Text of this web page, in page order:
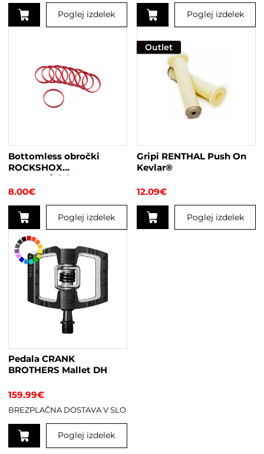
Poglej izdelek Poglej izdelek
Bottomless obročki
ROCKSHOX
Monarch/Vivid
8.00€
Poglej izdelek
Outlet
Gripi RENTHAL Push On
Kevlar®
12.09€
Poglej izdelek
Pedala CRANK
BROTHERS Mallet DH
159.99€
BREZPLAČNA DOSTAVA V SLO
Poglej izdelek